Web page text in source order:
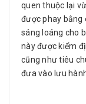
quen thuộc lại
được phay bằng
sáng loáng cho
này được kiểm
cũng như tiêu
đưa vào lưu